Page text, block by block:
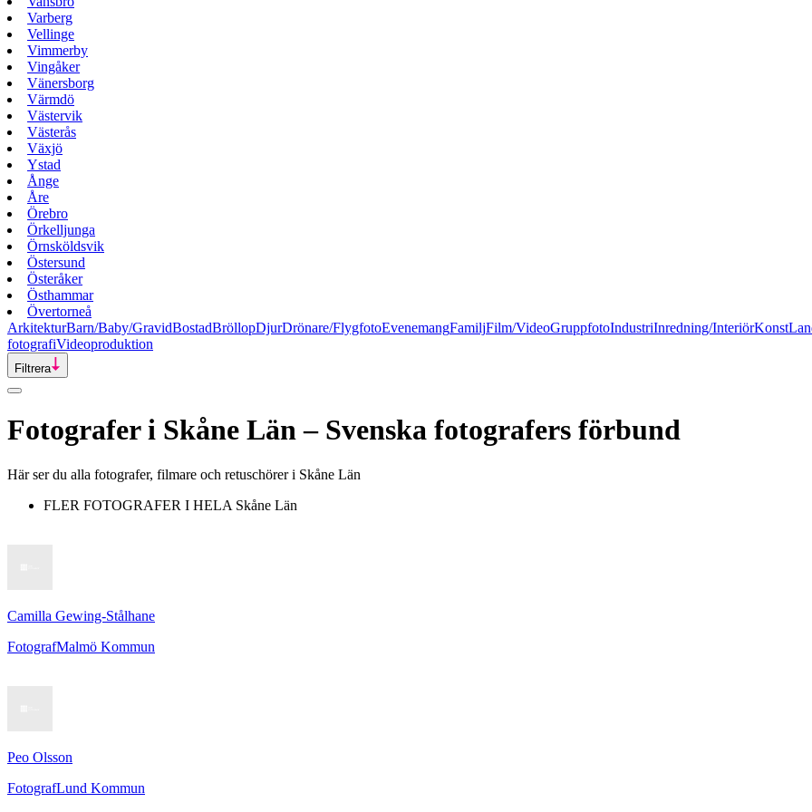
Varberg
Vellinge
Vimmerby
Vingåker
Vänersborg
Värmdö
Västervik
Västerås
Växjö
Ystad
Ånge
Åre
Örebro
Örkelljunga
Örnsköldsvik
Östersund
Österåker
Östhammar
Övertorneå
ArkitekturBarn/Baby/GravidBostadBröllopDjurDrönare/FlygfotoEvenemangFamiljFilm/VideoGruppfotoIndustriInredning/InteriörKonst
fotografiVideoproduktion
Filtrera
Fotograferi Skåne Län– Svenska fotografers förbund
Här ser du alla fotografer, filmare och retuschörer i Skåne Län
FLER FOTOGRAFER I HELA Skåne Län
Camilla Gewing-Stålhane
FotografMalmö Kommun
Peo Olsson
FotografLund Kommun